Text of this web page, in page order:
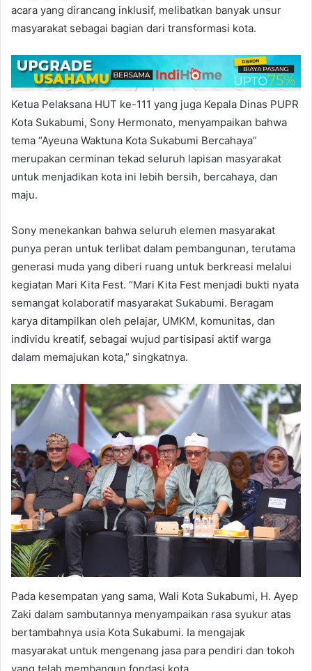
acara yang dirancang inklusif, melibatkan banyak unsur
masyarakat sebagai bagian dari transformasi kota.
Ketua Pelaksana HUT ke-111 yang juga Kepala Dinas PUPR
Kota Sukabumi, Sony Hermonato, menyampaikan bahwa
tema “Ayeuna Waktuna Kota Sukabumi Bercahaya”
merupakan cerminan tekad seluruh lapisan masyarakat
untuk menjadikan kota ini lebih bersih, bercahaya, dan
maju.
Sony menekankan bahwa seluruh elemen masyarakat
punya peran untuk terlibat dalam pembangunan, terutama
generasi muda yang diberi ruang untuk berkreasi melalui
kegiatan Mari Kita Fest. “Mari Kita Fest menjadi bukti nyata
semangat kolaboratif masyarakat Sukabumi. Beragam
karya ditampilkan oleh pelajar, UMKM, komunitas, dan
individu kreatif, sebagai wujud partisipasi aktif warga
dalam memajukan kota,” singkatnya.
Pada kesempatan yang sama, Wali Kota Sukabumi, H. Ayep
Zaki dalam sambutannya menyampaikan rasa syukur atas
bertambahnya usia Kota Sukabumi. Ia mengajak
masyarakat untuk mengenang jasa para pendiri dan tokoh